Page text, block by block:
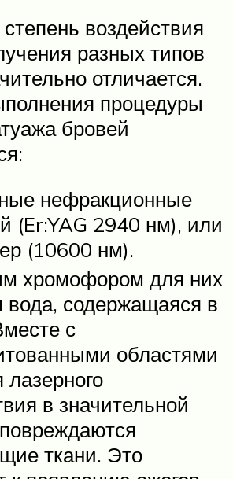
воздействия
разных типов
отличается.
процедуры
бровей
нефракционные
(Er:YAG 2940 нм), или
(10600 нм).
хромофором для них
вода, содержащаяся в
с
областями
в значительной
ткани. Это